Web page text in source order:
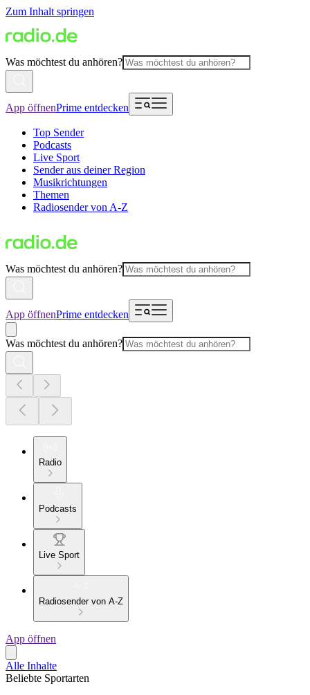
Zum Inhalt springen
Was möchtest du anhören?
App öffnenPrime entdecken
Top Sender
Podcasts
Live Sport
Sender aus deiner Region
Musikrichtungen
Themen
Radiosender von A-Z
Was möchtest du anhören?
App öffnenPrime entdecken
Was möchtest du anhören?
Radio
Podcasts
Live Sport
Radiosender von A-Z
App öffnen
Alle Inhalte
Beliebte Sportarten